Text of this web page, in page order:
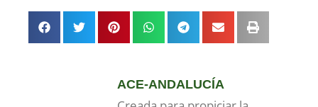
ACE-ANDALUCÍA